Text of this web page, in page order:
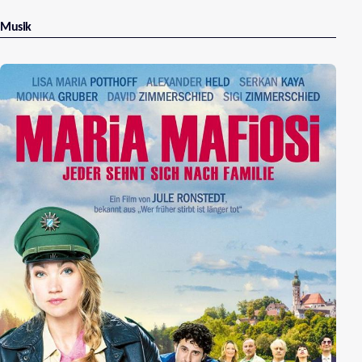
Musik